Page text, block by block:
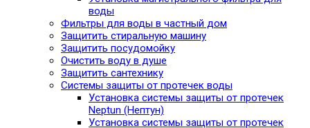
воды
Фильтры для воды в частный дом
Защитить стиральную машину
Защитить посудомойку
Очистить воду в душе
Защитить сантехнику
Системы защиты от протечек воды
Установка системы защиты от протечек
Neptun (Нептун)
Установка системы защиты от протечек